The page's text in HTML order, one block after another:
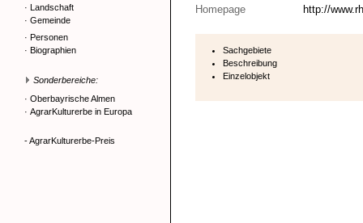
· Landschaft
· Gemeinde
· Personen
· Biographien
Sonderbereiche:
· Oberbayrische Almen
· AgrarKulturerbe in Europa
- AgrarKulturerbe-Preis
Homepage
http://
Sachgebiete
Beschreibung
Einzelobjekt